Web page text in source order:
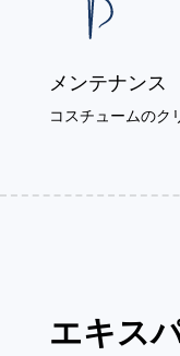
メンテナンス
コスチュームのク
エキス